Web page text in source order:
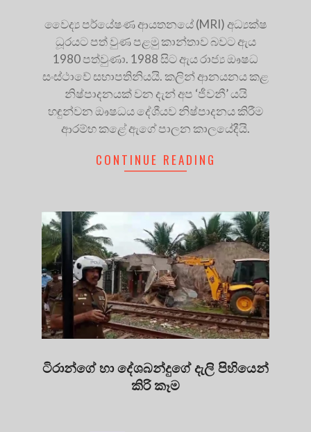
වෛද්‍ය පර්යේෂණ ආයතනයේ (MRI) අධ්‍යක්ෂ
ධූරයට පත් වුණ පළමු කාන්තාව බවට ඇය
1980 පත්වුණා. 1988 සිට ඇය රාජ්‍ය ඖෂධ
සංස්ථාවේ සභාපතිනියයි. කලින් ආනයනය කළ
නිෂ්පාදනයක් වන දැන් අප ‘ජීවනී’ යයි
හඳුන්වන ඖෂධය දේශීයව නිෂ්පාදනය කිරීම
ආරම්භ කළේ ඇගේ පාලන කාලයේදීයි.
CONTINUE READING
ටිරාන්ගේ හා දේශබන්දුගේ දැලි පිහියෙන්
කිරි කෑම